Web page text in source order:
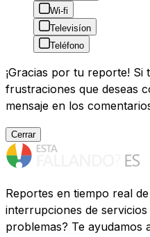
Wi-fi
Televisíon
Teléfono
¡Gracias por tu reporte! Si
frustraciones que deseas
mensaje en los
Cerrar
Reportes en tiempo real
interrupciones de servicios
problemas? Te ayudamos